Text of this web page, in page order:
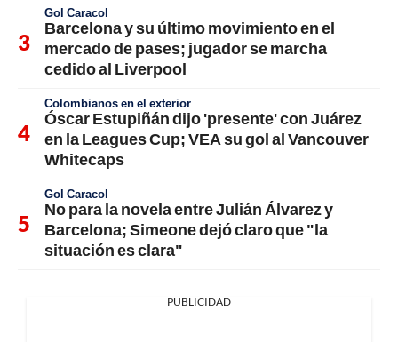
Gol Caracol
Barcelona y su último movimiento en el
mercado de pases; jugador se marcha
cedido al Liverpool
Colombianos en el exterior
Óscar Estupiñán dijo 'presente' con Juárez
en la Leagues Cup; VEA su gol al Vancouver
Whitecaps
Gol Caracol
No para la novela entre Julián Álvarez y
Barcelona; Simeone dejó claro que "la
situación es clara"
PUBLICIDAD